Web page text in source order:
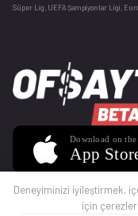
Süper Lig, UEFA Şampiyonlar Ligi,
Deneyiminizi iyileştirmek,
için